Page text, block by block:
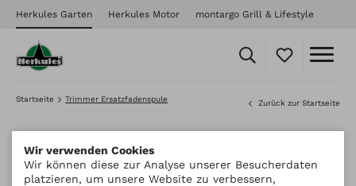
Herkules Garten Herkules Motor montargo Grill & Lifestyle
Startseite Trimmer Ersatzfadenspule Zurück zur Startseite
Wir verwenden Cookies
Wir können diese zur Analyse unserer Besucherdaten
platzieren, um unsere Website zu verbessern,